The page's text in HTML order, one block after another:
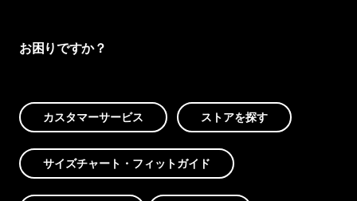
お困りですか？
カスタマーサービス ストアを探す
サイズチャート・フィットガイド